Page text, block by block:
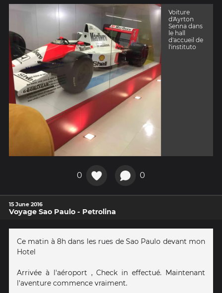
Voiture
d'Ayrton
Senna dans
le hall
d'accueil de
l'instituto
0 0
15 June 2016
Voyage Sao Paulo - Petrolina
Ce matin à 8h dans les rues de Sao Paulo devant mon
Hotel
Arrivée à l'aéroport , Check in effectué. Maintenant
l'aventure commence vraiment.